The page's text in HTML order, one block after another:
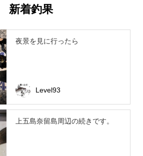
新着釣果
夜景を見に行ったら
Level93
上五島奈留島周辺の続きです。